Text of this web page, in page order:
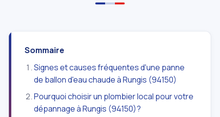
Sommaire
Signes et causes fréquentes d'une panne
de ballon d'eau chaude à Rungis (94150)
Pourquoi choisir un plombier local pour votre
dépannage à Rungis (94150)?